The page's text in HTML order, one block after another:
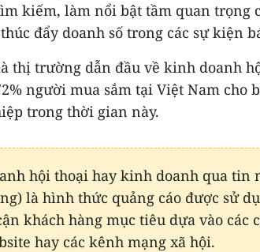
kiếm, làm nổi bật tầm quan trọng
đẩy doanh số trong các sự kiện
thị trường dẫn đầu về kinh doanh
người mua sắm tại Việt Nam cho
trong thời gian này.
hội thoại hay kinh doanh qua tin
là hình thức quảng cáo được sử
khách hàng mục tiêu dựa vào các
hay các kênh mạng xã hội.